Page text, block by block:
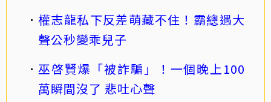
權志龍私下反差萌藏不住！霸總遇大
聲公秒變乖兒子
巫啓賢爆「被詐騙」！一個晚上100
萬瞬間沒了 悲吐心聲